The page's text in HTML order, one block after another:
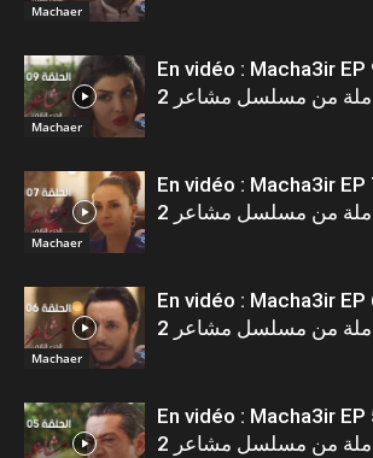
Machaer
Machaer
En vidéo : Macha3ir
Machaer
En vidéo : Macha3ir
Machaer
En vidéo : Macha3ir
En vidéo : Macha3ir